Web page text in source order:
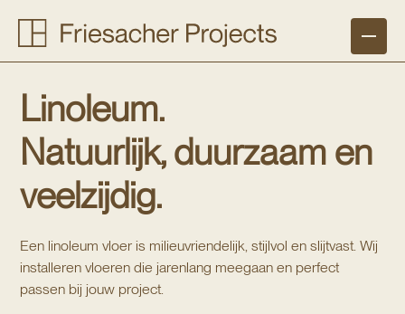
Vloeren Raamdecoratie
Linoleum.
Natuurlijk, duurzaam en
veelzijdig.
Een linoleum vloer is milieuvriendelijk, stijlvol en slijtvast. Wij
installeren vloeren die jarenlang meegaan en perfect
passen bij jouw project.